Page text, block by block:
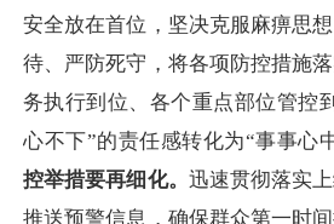
安全放在首位，坚决克服麻痹思
待、严防死守，将各项防控措施
务执行到位、各个重点部位管控
心不下”的责任感转化为“事事心
控举措要再细化。 迅速贯彻落实
推送预警信息，确保群众第一时